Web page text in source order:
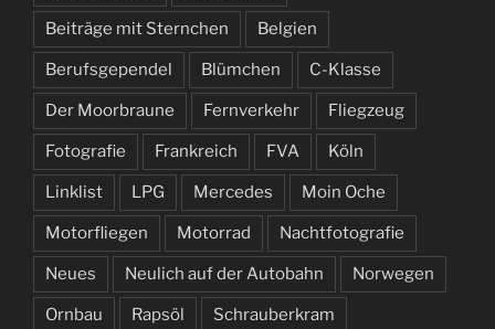
Beiträge mit Sternchen Belgien
Berufsgependel Blümchen C-Klasse
Der Moorbraune Fernverkehr Fliegzeug
Fotografie Frankreich FVA Köln
Linklist LPG Mercedes Moin Oche
Motorfliegen Motorrad Nachtfotografie
Neues Neulich auf der Autobahn Norwegen
Ornbau Rapsöl Schrauberkram